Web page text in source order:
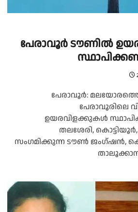
പേരാവൂർ ടൗണിൽ
പേരാവൂർ:
പേരാവൂരിലെ
ഉയരവിളക്കുകൾ
തലശേരി,
സംഗമിക്കുന്ന ടൗൺ ജംഗ്ഷൻ,